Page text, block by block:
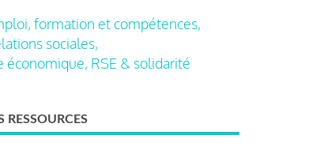
formation et compétences,
sociales,
économique, RSE & solidarité
RESSOURCES